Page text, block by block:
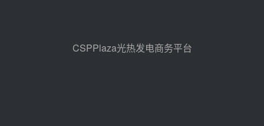
前天 08-05 14:48
CSPPlaza光热发电商务平台